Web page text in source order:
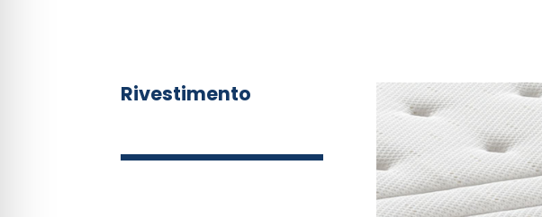
Rivestimento